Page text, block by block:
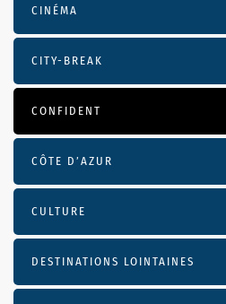
CINÉMA
CITY-BREAK
CONFIDENT
CÔTE D’AZUR
CULTURE
DESTINATIONS LOINTAINES